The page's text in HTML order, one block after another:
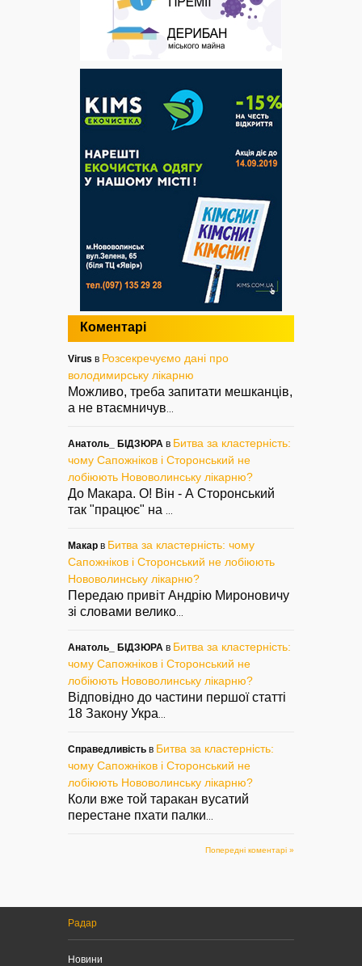
Коментарі
Virus в Розсекречуємо дані про
володимирську лікарню
Можливо, треба запитати мешканців,
а не втаємничув
Анатоль_ БІДЗЮРА в Битва за кластерність:
чому Сапожніков і Сторонський не
лобіюють Нововолинську лікарню?
До Макара. О! Він - А Сторонський
так "працює" на
Макар в Битва за кластерність: чому
Сапожніков і Сторонський не лобіюють
Нововолинську лікарню?
Передаю привіт Андрію Мироновичу
зі словами велико
Анатоль_ БІДЗЮРА в Битва за кластерність:
чому Сапожніков і Сторонський не
лобіюють Нововолинську лікарню?
Відповідно до частини першої статті
18 Закону Укра
Справедливість в Битва за кластерність:
чому Сапожніков і Сторонський не
лобіюють Нововолинську лікарню?
Коли вже той таракан вусатий
перестане пхати палки
Попередні коментарі »
Радар
Новини